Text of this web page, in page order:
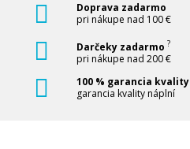
Doprava zadarmo
pri nákupe nad 100 €
Darčeky zadarmo ?
pri nákupe nad 200 €
100 % garancia kvality
garancia kvality náplní